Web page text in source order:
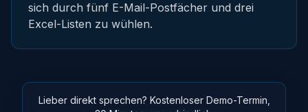
sich durch fünf E-Mail-Postfächer und drei
Excel-Listen zu wühlen.
Lieber direkt sprechen? Kostenloser Demo-Termin,